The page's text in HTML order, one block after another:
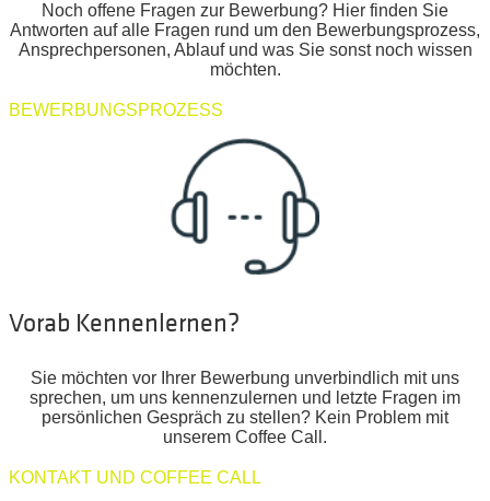
Noch offene Fragen zur Bewerbung? Hier finden Sie
Antworten auf alle Fragen rund um den Bewerbungsprozess,
Ansprechpersonen, Ablauf und was Sie sonst noch wissen
möchten.
BEWERBUNGSPROZESS
Vorab Kennenlernen?
Sie möchten vor Ihrer Bewerbung unverbindlich mit uns
sprechen, um uns kennenzulernen und letzte Fragen im
persönlichen Gespräch zu stellen? Kein Problem mit
unserem Coffee Call.
KONTAKT UND COFFEE CALL